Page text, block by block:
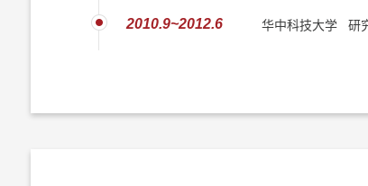
2010.9~2012.6 华中科技大学 研